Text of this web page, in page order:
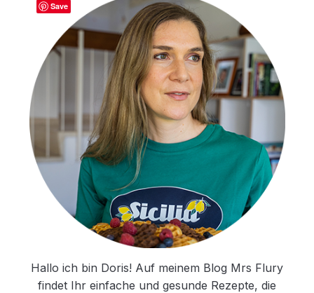
Hallo ich bin Doris! Auf meinem Blog Mrs Flury
findet Ihr einfache und gesunde Rezepte, die
Save